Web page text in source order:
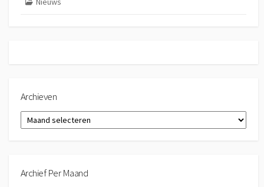
Archieven
Archieven
Archief Per Maand